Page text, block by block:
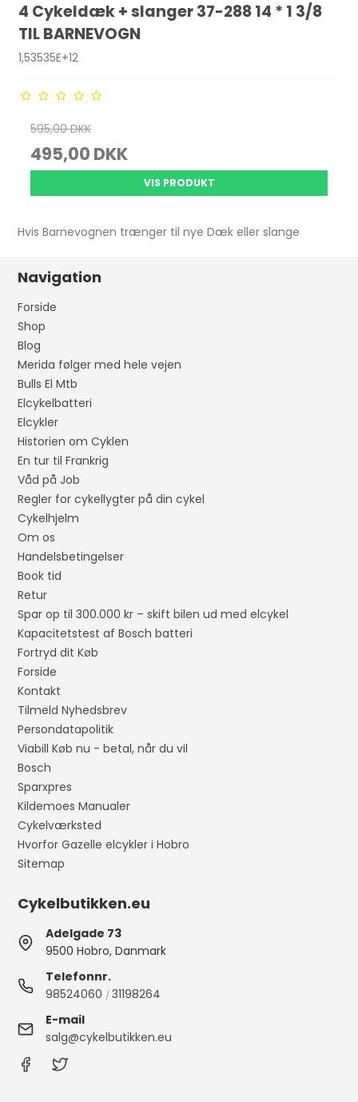
4 Cykeldæk + slanger 37-288 14 * 1 3/8
TIL BARNEVOGN
1,53535E+12
595,00 DKK
495,00 DKK
VIS PRODUKT
Hvis Barnevognen trænger til nye Dæk eller slange
Navigation
Forside
Shop
Blog
Merida følger med hele vejen
Bulls El Mtb
Elcykelbatteri
Elcykler
Historien om Cyklen
En tur til Frankrig
Våd på Job
Regler for cykellygter på din cykel
Cykelhjelm
Om os
Handelsbetingelser
Book tid
Retur
Spar op til 300.000 kr – skift bilen ud med elcykel
Kapacitetstest af Bosch batteri
Fortryd dit Køb
Forside
Kontakt
Tilmeld Nyhedsbrev
Persondatapolitik
Viabill Køb nu - betal, når du vil
Bosch
Sparxpres
Kildemoes Manualer
Cykelværksted
Hvorfor Gazelle elcykler i Hobro
Sitemap
Cykelbutikken.eu
Adelgade 73
9500 Hobro, Danmark
Telefonnr.
98524060 /31198264
E-mail
salg@cykelbutikken.eu